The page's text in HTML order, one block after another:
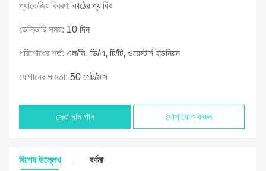
প্যাকেজিং বিবরণ: কাঠের প্যাকিং
ডেলিভারি সময়: 10 দিন
পরিশোধের শর্ত: এল/সি, ডি/এ, টি/টি, ওয়েস্টার্ন ইউনিয়ন
যোগানের ক্ষমতা: 50 সেট/মাস
সেরা দাম পান যোগাযোগ করুন
বিশেষ উল্লেখ বর্ণনা